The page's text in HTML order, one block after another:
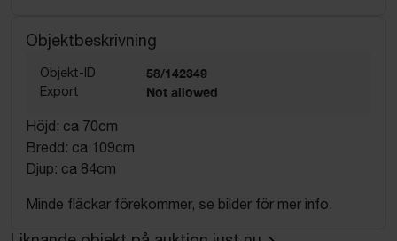
Objektbeskrivning
Objekt-ID 58/142349
Export Not allowed
Höjd: ca 70cm
Bredd: ca 109cm
Djup: ca 84cm
Minde fläckar förekommer, se bilder för mer info.